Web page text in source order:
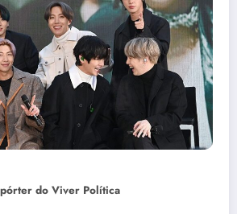
do Viver Política